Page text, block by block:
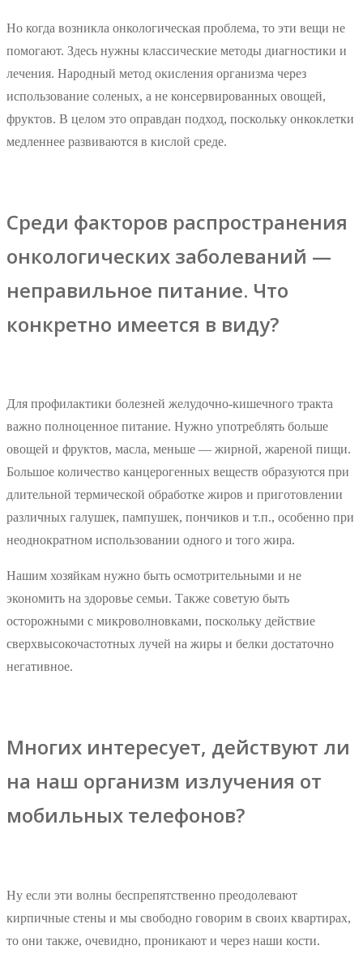
Но когда возникла онкологическая проблема, то эти вещи не
помогают. Здесь нужны классические методы диагностики и
лечения. Народный метод окисления организма через
использование соленых, а не консервированных овощей,
фруктов. В целом это оправдан подход, поскольку онкоклетки
медленнее развиваются в кислой среде.
Среди факторов распространения
онкологических заболеваний —
неправильное питание. Что
конкретно имеется в виду?
Для профилактики болезней желудочно-кишечного тракта
важно полноценное питание. Нужно употреблять больше
овощей и фруктов, масла, меньше — жирной, жареной пищи.
Большое количество канцерогенных веществ образуются при
длительной термической обработке жиров и приготовлении
различных галушек, пампушек, пончиков и т.п., особенно при
неоднократном использовании одного и того жира.
Нашим хозяйкам нужно быть осмотрительными и не
экономить на здоровье семьи. Также советую быть
осторожными с микроволновками, поскольку действие
сверхвысокочастотных лучей на жиры и белки достаточно
негативное.
Многих интересует, действуют ли
на наш организм излучения от
мобильных телефонов?
Ну если эти волны беспрепятственно преодолевают
кирпичные стены и мы свободно говорим в своих квартирах,
то они также, очевидно, проникают и через наши кости.